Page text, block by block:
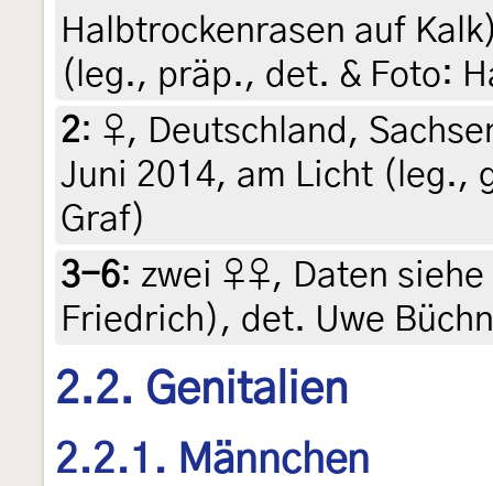
Halbtrockenrasen auf
(leg., präp., det. & Foto:
2: ♀, Deutschland,
Juni 2014, am Licht (leg.,
Graf)
3-6: zwei ♀♀, Daten
Friedrich), det. Uwe
2.2. Genitalien
2.2.1. Männchen